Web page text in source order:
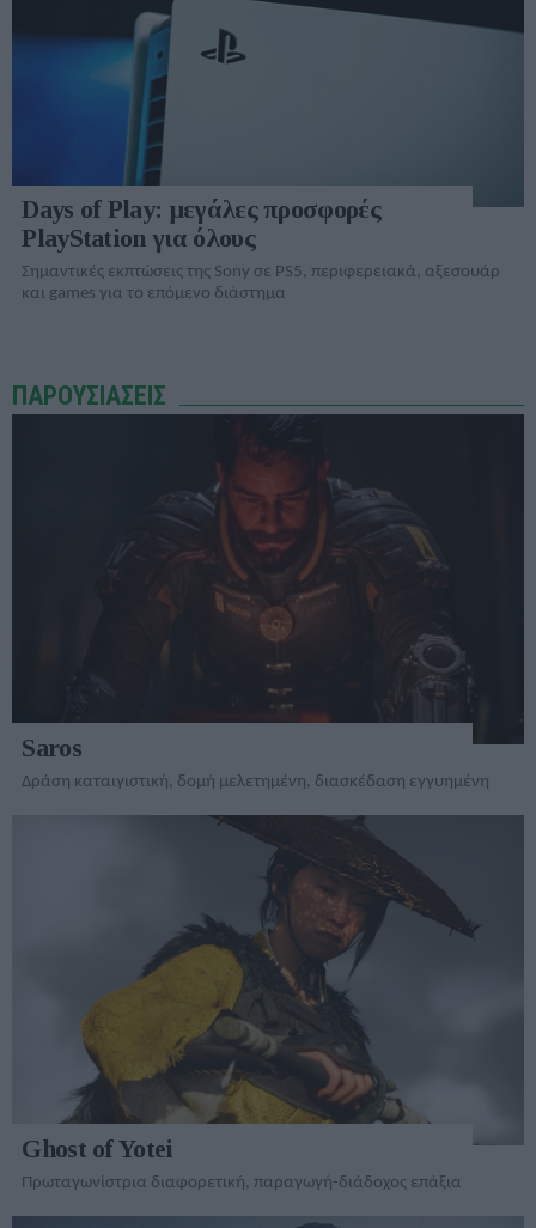
Days of Play: μεγάλες προσφορές
PlayStation για όλους
Σημαντικές εκπτώσεις της Sony σε PS5, περιφερειακά, αξεσουάρ
και games για το επόμενο διάστημα
ΠΑΡΟΥΣΙΑΣΕΙΣ
Saros
Δράση καταιγιστική, δομή μελετημένη, διασκέδαση εγγυημένη
Ghost of Yotei
Πρωταγωνίστρια διαφορετική, παραγωγή-διάδοχος επάξια